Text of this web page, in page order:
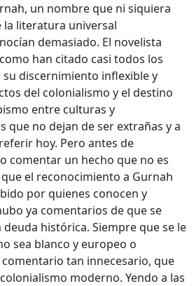
un nombre que ni siquiera
la literatura universal
demasiado. El novelista
han citado casi todos los
su discernimiento inflexible y
del colonialismo y el destino
entre culturas y
que no dejan de ser extrañas y a
hoy. Pero antes de
comentar un hecho que no es
el reconocimiento a Gurnah
por quienes conocen y
ya comentarios de que se
histórica. Siempre que se le
sea blanco y europeo o
tan innecesario, que
moderno. Yendo a las